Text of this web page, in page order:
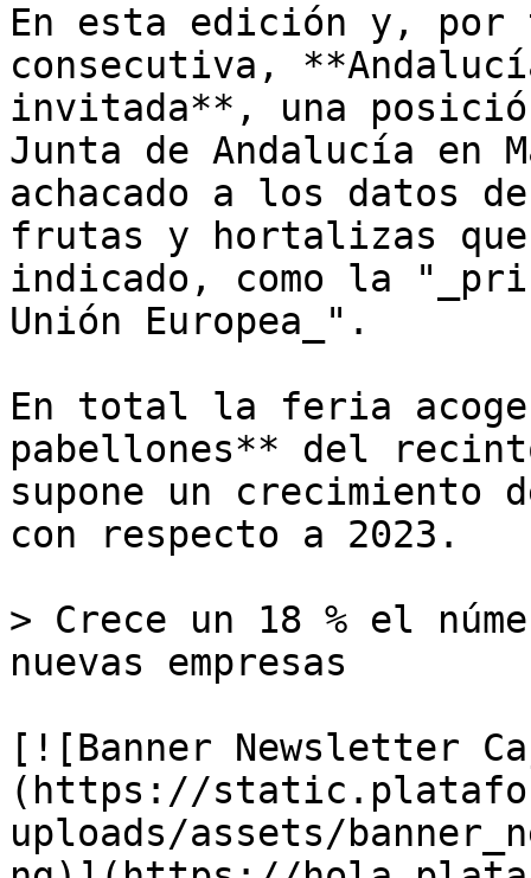
En esta edición y, por
consecutiva,
invitada**, una
Junta de Andalucía en
achacado a los datos
frutas y hortalizas
indicado, como la
Unión Europea_".
En total la feria
pabellones** del
supone un crecimiento
con respecto a 2023.
> Crece un 18 % el
nuevas empresas
[![Banner Newsletter
(https://
uploads/assets/